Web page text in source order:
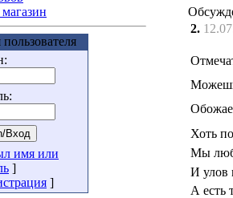
пользователя
имя или
]
]
2.
Хоть
Мы
И улов
А есть